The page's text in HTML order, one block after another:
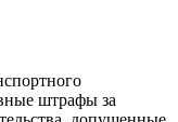
штрафы за